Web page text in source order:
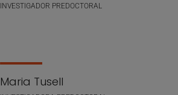
INVESTIGADOR PREDOCTORAL
Maria Tusell